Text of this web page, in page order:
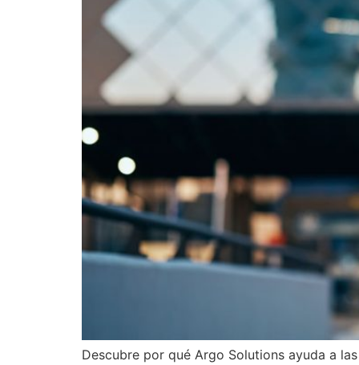
Descubre por qué Argo Solutions ayuda a